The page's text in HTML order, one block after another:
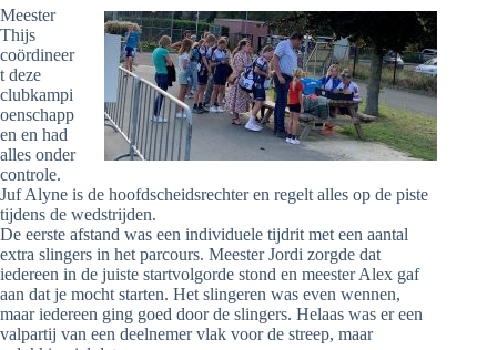
Meester
Thijs
coördineer
t deze
clubkampi
oenschapp
en en had
alles onder
controle.
Juf Alyne is de hoofdscheidsrechter en regelt alles op de piste
tijdens de wedstrijden.
De eerste afstand was een individuele tijdrit met een aantal
extra slingers in het parcours. Meester Jordi zorgde dat
iedereen in de juiste startvolgorde stond en meester Alex gaf
aan dat je mocht starten. Het slingeren was even wennen,
maar iedereen ging goed door de slingers. Helaas was er een
valpartij van een deelnemer vlak voor de streep, maar